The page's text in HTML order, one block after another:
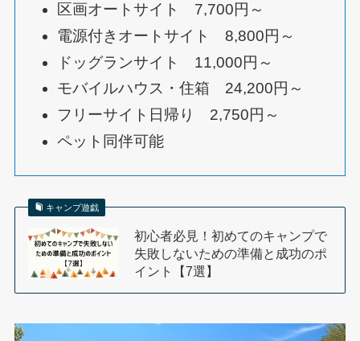
区画オートサイト 7,700円～
電源付きオートサイト 8,800円～
ドッグランサイト 11,000円～
モバイルハウス・住箱 24,200円～
フリーサイト日帰り 2,750円～
ペット同伴可能
キャンプ遊戯
初心者必見！初めてのキャンプで
失敗しないための準備と成功のポ
イント【7選】